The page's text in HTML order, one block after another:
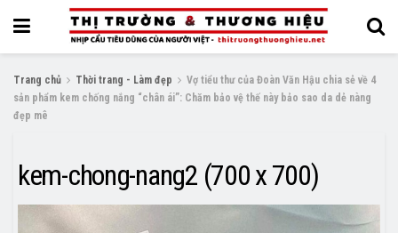
Trang chủ Thời trang - Làm đẹp
Vợ tiểu thư của Đoàn Văn Hậu chia sẻ về 4
sản phẩm kem chống nắng “chân ái”: Chăm bảo vệ thế này bảo sao da dẻ nàng
đẹp mê
kem-chong-nang2 (700 x 700)